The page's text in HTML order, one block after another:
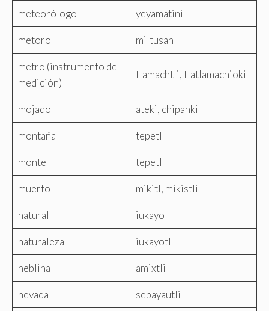
meteorólogo yeyamatini
metoro miltusan
metro (instrumento de
medición)
tlamachtli, tlatlamachioki
mojado ateki, chipanki
montaña tepetl
monte tepetl
muerto mikitl, mikistli
natural iukayo
naturaleza iukayotl
neblina amixtli
nevada sepayautli